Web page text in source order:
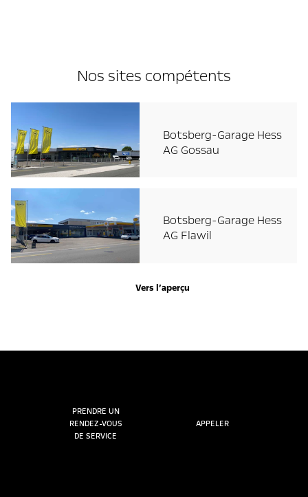
Nos sites compétents
Botsberg-Garage Hess
AG Gossau
Botsberg-Garage Hess
AG Flawil
Vers l’aperçu
PRENDRE UN
RENDEZ-VOUS
DE SERVICE
APPELER